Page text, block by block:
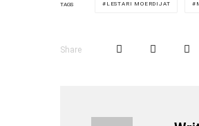
TAGS LESTARI MOERDIJAT
Share